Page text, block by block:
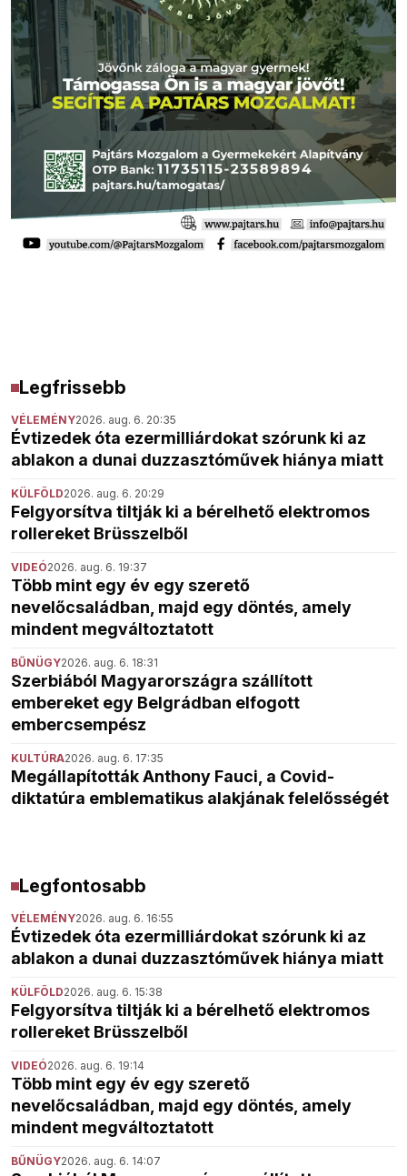
Legfrissebb
VÉLEMÉNY2026. aug. 6. 20:35
Évtizedek óta ezermilliárdokat szórunk ki az
ablakon a dunai duzzasztóművek hiánya miatt
KÜLFÖLD2026. aug. 6. 20:29
Felgyorsítva tiltják ki a bérelhető elektromos
rollereket Brüsszelből
VIDEÓ2026. aug. 6. 19:37
Több mint egy év egy szerető
nevelőcsaládban, majd egy döntés, amely
mindent megváltoztatott
BŰNÜGY2026. aug. 6. 18:31
Szerbiából Magyarországra szállított
embereket egy Belgrádban elfogott
embercsempész
KULTÚRA2026. aug. 6. 17:35
Megállapították Anthony Fauci, a Covid-
diktatúra emblematikus alakjának felelősségét
Legfontosabb
VÉLEMÉNY2026. aug. 6. 16:55
Évtizedek óta ezermilliárdokat szórunk ki az
ablakon a dunai duzzasztóművek hiánya miatt
KÜLFÖLD2026. aug. 6. 15:38
Felgyorsítva tiltják ki a bérelhető elektromos
rollereket Brüsszelből
VIDEÓ2026. aug. 6. 19:14
Több mint egy év egy szerető
nevelőcsaládban, majd egy döntés, amely
mindent megváltoztatott
BŰNÜGY2026. aug. 6. 14:07